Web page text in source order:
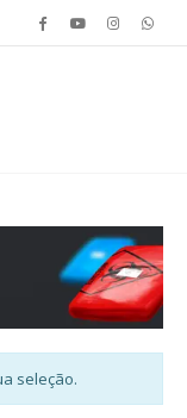
seleção.